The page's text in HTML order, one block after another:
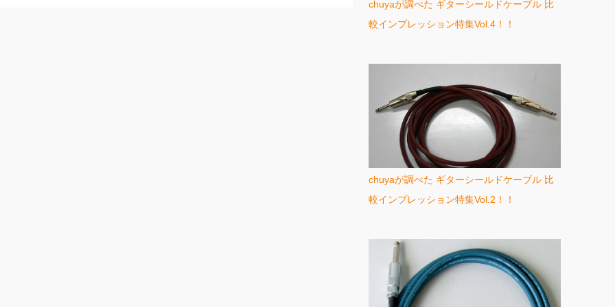
chuyaが調べた ギターシールドケーブル 比
較インプレッション特集Vol.4！！
chuyaが調べた ギターシールドケーブル 比
較インプレッション特集Vol.2！！